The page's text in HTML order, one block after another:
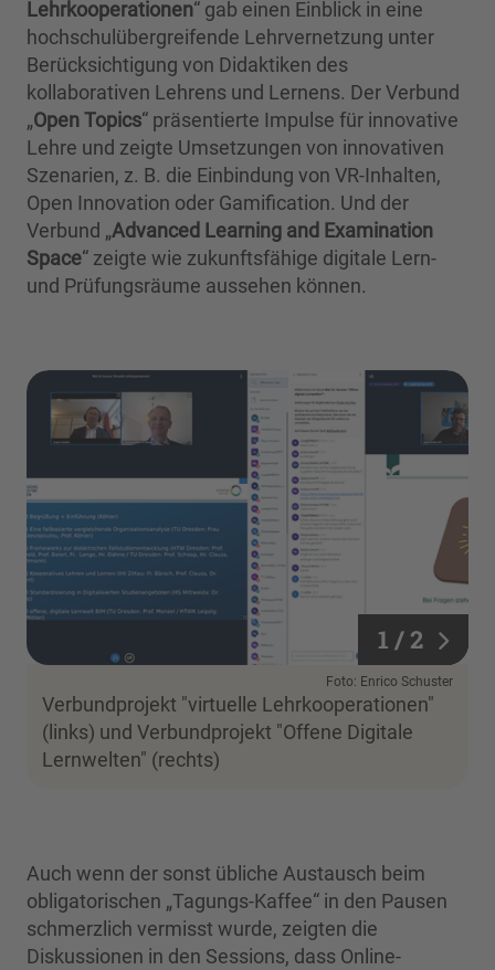
Lehrkooperationen“ gab einen Einblick in eine
hochschulübergreifende Lehrvernetzung unter
Berücksichtigung von Didaktiken des
kollaborativen Lehrens und Lernens. Der Verbund
„Open Topics“ präsentierte Impulse für innovative
Lehre und zeigte Umsetzungen von innovativen
Szenarien, z. B. die Einbindung von VR-Inhalten,
Open Innovation oder Gamification. Und der
Verbund „Advanced Learning and Examination
Space“ zeigte wie zukunftsfähige digitale Lern-
und Prüfungsräume aussehen können.
1 / 2
1 / 2
Foto: Enrico Schuster
Verbundprojekt "virtuelle Lehrkooperationen"
(links) und Verbundprojekt "Offene Digitale
Lernwelten" (rechts)
Auch wenn der sonst übliche Austausch beim
obligatorischen „Tagungs-Kaffee“ in den Pausen
schmerzlich vermisst wurde, zeigten die
Diskussionen in den Sessions, dass Online-